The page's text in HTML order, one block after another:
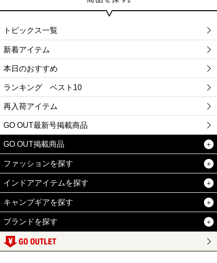
トピックス一覧
新着アイテム
本日のおすすめ
ランキング ベスト10
再入荷アイテム
GO OUT最新号掲載商品
GO OUT掲載商品
ファッションを探す
インドアアイテムを探す
キャンプギアを探す
ブランドを探す